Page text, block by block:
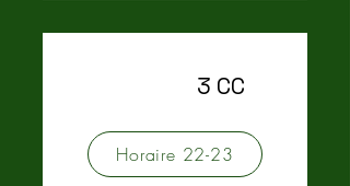
3 CC
Horaire 22-23